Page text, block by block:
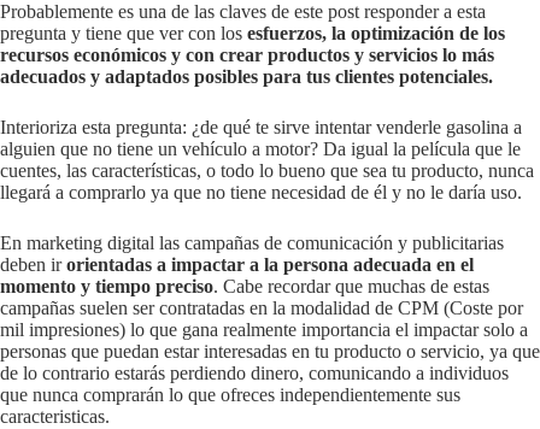
Probablemente es una de las claves de este post responder a esta
pregunta y tiene que ver con los esfuerzos, la optimización de los
recursos económicos y con crear productos y servicios lo más
adecuados y adaptados posibles para tus clientes potenciales.
Interioriza esta pregunta: ¿de qué te sirve intentar venderle gasolina a
alguien que no tiene un vehículo a motor? Da igual la película que le
cuentes, las características, o todo lo bueno que sea tu producto, nunca
llegará a comprarlo ya que no tiene necesidad de él y no le daría uso.
En marketing digital las campañas de comunicación y publicitarias
deben irorientadas a impactar a la persona adecuada en el
momento y tiempo preciso. Cabe recordar que muchas de estas
campañas suelen ser contratadas en la modalidad de CPM (Coste por
mil impresiones) lo que gana realmente importancia el impactar solo a
personas que puedan estar interesadas en tu producto o servicio, ya que
de lo contrario estarás perdiendo dinero, comunicando a individuos
que nunca comprarán lo que ofreces independientemente sus
caracteristicas.